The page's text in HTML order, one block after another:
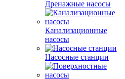
Дренажные насосы
Канализационные
насосы
Насосные станции